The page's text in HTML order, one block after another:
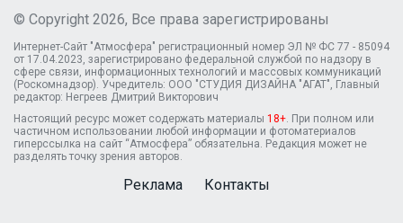
© Copyright 2026, Все права зарегистрированы
Интернет-Сайт "Атмосфера" регистрационный номер ЭЛ № ФС 77 - 85094
от 17.04.2023, зарегистрировано федеральной службой по надзору в
сфере связи, информационных технологий и массовых коммуникаций
(Роскомнадзор). Учредитель: ООО "СТУДИЯ ДИЗАЙНА "АГАТ", Главный
редактор: Негреев Дмитрий Викторович
Настоящий ресурс может содержать материалы 18+. При полном или
частичном использовании любой информации и фотоматериалов
гиперссылка на сайт “Атмосфера” обязательна. Редакция может не
разделять точку зрения авторов.
Реклама Контакты